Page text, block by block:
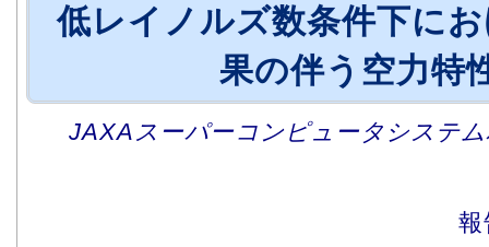
低レイノルズ数条件下に
果の伴う空力特
JAXAスーパーコンピュータシステ
報